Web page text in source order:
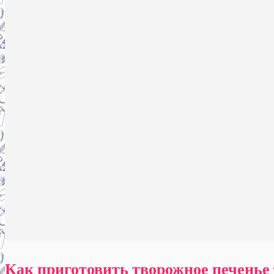
Как приготовить творожное